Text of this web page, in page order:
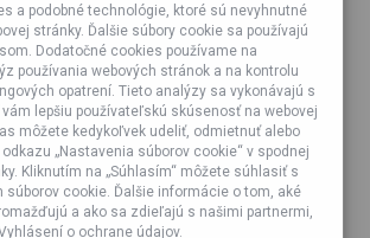
a podobné technológie, ktoré sú nevyhnutné
stránky. Ďalšie súbory cookie sa používajú
Dodatočné cookies používame na
používania webových stránok a na kontrolu
opatrení. Tieto analýzy sa vykonávajú s
lepšiu používateľskú skúsenosť na webovej
môžete kedykoľvek udeliť, odmietnuť alebo
„Nastavenia súborov cookie“ v spodnej
Kliknutím na „Súhlasím“ môžete súhlasiť s
súborov cookie. Ďalšie informácie o tom, aké
a ako sa zdieľajú s našimi partnermi,
o ochrane údajov.